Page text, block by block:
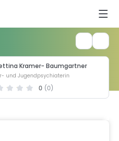
Kramer- Baumgartner
und Jugendpsychiaterin
0 (0)